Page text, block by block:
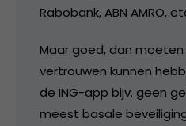
Rabobank, ABN AMRO,
Maar goed, dan
vertrouwen kunnen
de ING-app bijv. geen
meest basale